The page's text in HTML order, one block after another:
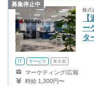
募集停止中
株式
ー
タ
IT サービス 東京都
マーケティング/広報
時給 1,300円〜